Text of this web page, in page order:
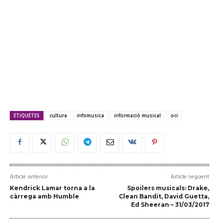
ETIQUETES cultura infomusica informació musical oci
Article anterior
Kendrick Lamar torna a la
càrrega amb Humble
Article següent
Spoilers musicals: Drake,
Clean Bandit, David Guetta,
Ed Sheeran – 31/03/2017